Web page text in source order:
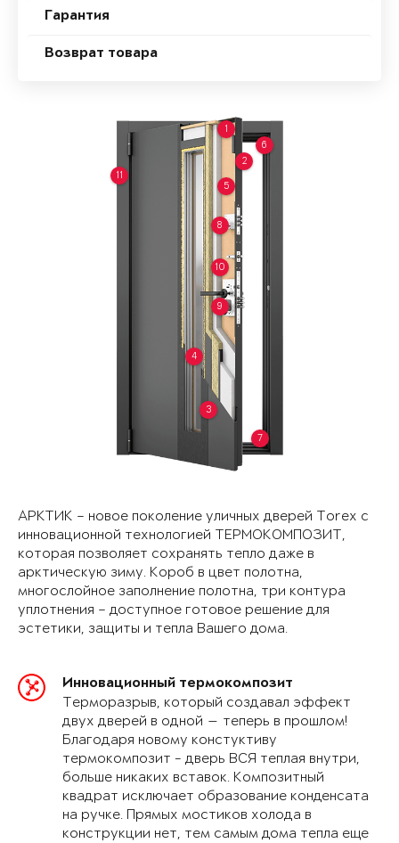
Гарантия
Возврат товара
1
2
3
4
5
6
7
8
9
10
11
АРКТИК – новое поколение уличных дверей Torex с
инновационной технологией ТЕРМОКОМПОЗИТ,
которая позволяет сохранять тепло даже в
арктическую зиму. Короб в цвет полотна,
многослойное заполнение полотна, три контура
уплотнения – доступное готовое решение для
эстетики, защиты и тепла Вашего дома.
Инновационный термокомпозит
Терморазрыв, который создавал эффект
двух дверей в одной — теперь в прошлом!
Благодаря новому констуктиву
термокомпозит - дверь ВСЯ теплая внутри,
больше никаких вставок. Композитный
квадрат исключает образование конденсата
на ручке. Прямых мостиков холода в
конструкции нет, тем самым дома тепла еще